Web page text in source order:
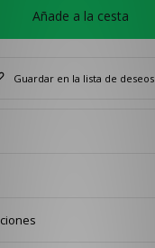
Añade a la cesta
Guardar en la lista de deseos